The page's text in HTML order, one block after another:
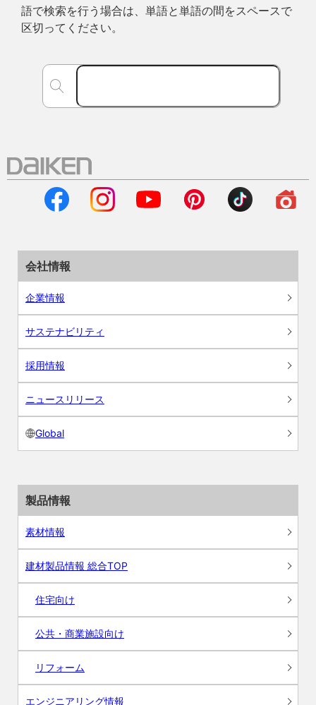
語で検索を行う場合は、単語と単語の間をスペースで
区切ってください。
会社情報
企業情報
サステナビリティ
採用情報
ニュースリリース
Global
製品情報
素材情報
建材製品情報 総合TOP
住宅向け
公共・商業施設向け
リフォーム
エンジニアリング情報